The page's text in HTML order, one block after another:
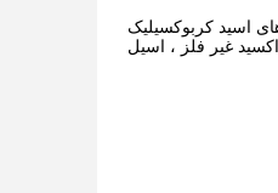
اسید کربوکسیلیک
غیر فلز ، اسیل